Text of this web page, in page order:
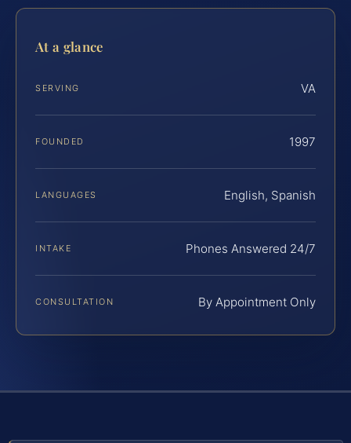
At a glance
SERVING VA
FOUNDED 1997
LANGUAGES English, Spanish
INTAKE Phones Answered 24/7
CONSULTATION By Appointment Only